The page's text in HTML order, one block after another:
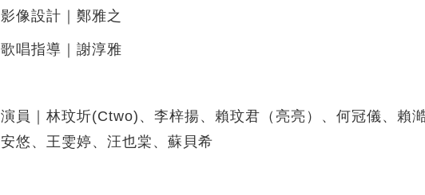
影像設計｜鄭雅之
歌唱指導｜謝淳雅
演員｜林玟圻(Ctwo)、李梓揚、賴玟君（亮亮）、何冠儀、賴
安悠、王雯婷、汪也棠、蘇貝希